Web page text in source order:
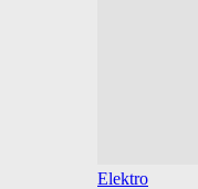
Elektro